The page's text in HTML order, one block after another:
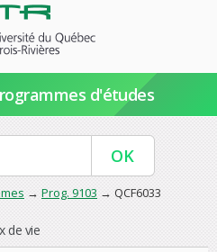
d'études
→ Prog. 9103 → QCF6033
de vie